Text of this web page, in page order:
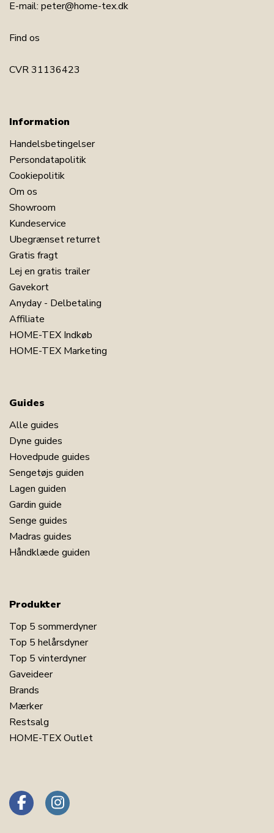
E-mail: peter@home-tex.dk
Find os
CVR 31136423
Information
Handelsbetingelser
Persondatapolitik
Cookiepolitik
Om os
Showroom
Kundeservice
Ubegrænset returret
Gratis fragt
Lej en gratis trailer
Gavekort
Anyday - Delbetaling
Affiliate
HOME-TEX Indkøb
HOME-TEX Marketing
Guides
Alle guides
Dyne guides
Hovedpude guides
Sengetøjs guiden
Lagen guiden
Gardin guide
Senge guides
Madras guides
Håndklæde guiden
Produkter
Top 5 sommerdyner
Top 5 helårsdyner
Top 5 vinterdyner
Gaveideer
Brands
Mærker
Restsalg
HOME-TEX Outlet